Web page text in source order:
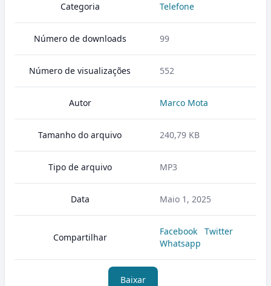
Categoria Telefone
Número de downloads 99
Número de visualizações 552
Autor Marco Mota
Tamanho do arquivo 240,79 KB
Tipo de arquivo MP3
Data Maio 1, 2025
Compartilhar
Facebook
Twitter
Whatsapp
Baixar